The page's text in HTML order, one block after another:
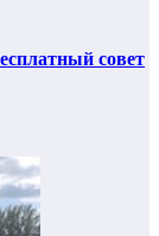
совет